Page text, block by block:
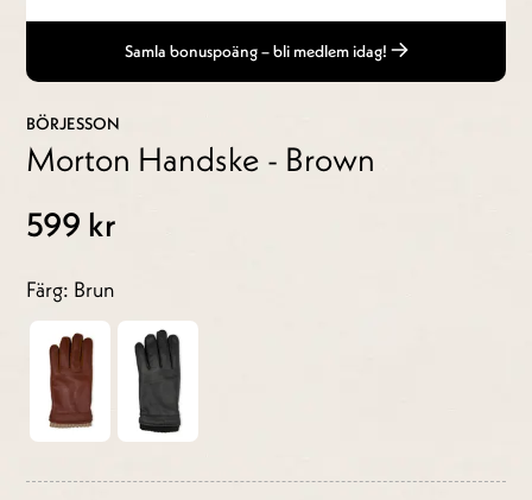
Samla bonuspoäng – bli medlem idag!
BÖRJESSON
Morton Handske - Brown
599 kr
Färg: Brun